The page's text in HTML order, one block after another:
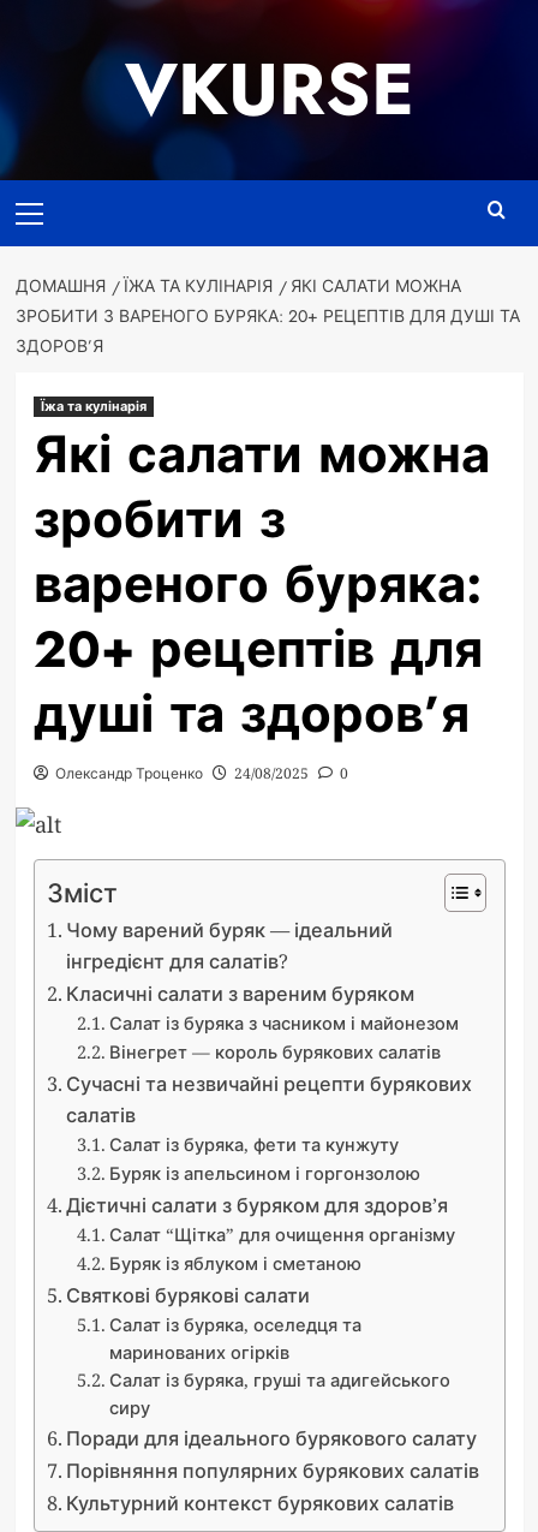
VKURSE
меню
ДОМАШНЯ ЇЖА ТА КУЛІНАРІЯ
ЯКІ САЛАТИ МОЖНА
ЗРОБИТИ З ВАРЕНОГО БУРЯКА: 20+ РЕЦЕПТІВ ДЛЯ ДУШІ ТА
ЗДОРОВ’Я
Їжа та кулінарія
Які салати можна
зробити з
вареного буряка:
20+ рецептів для
душі та здоров’я
Олександр Троценко 24/08/2025 0
Зміст
Чому варений буряк — ідеальний
інгредієнт для салатів?
Класичні салати з вареним буряком
Салат із буряка з часником і майонезом
Вінегрет — король бурякових салатів
Сучасні та незвичайні рецепти бурякових
салатів
Салат із буряка, фети та кунжуту
Буряк із апельсином і горгонзолою
Дієтичні салати з буряком для здоров’я
Салат “Щітка” для очищення організму
Буряк із яблуком і сметаною
Святкові бурякові салати
Салат із буряка, оселедця та
маринованих огірків
Салат із буряка, груші та адигейського
сиру
Поради для ідеального бурякового салату
Порівняння популярних бурякових салатів
Культурний контекст бурякових салатів